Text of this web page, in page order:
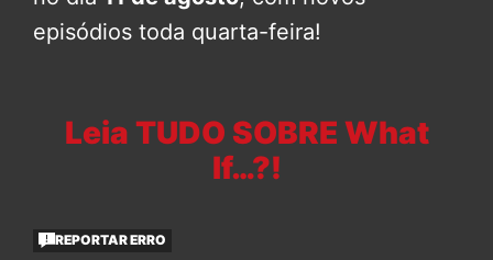
episódios toda quarta-feira!
Leia TUDO SOBRE What
If…?!
REPORTAR ERRO